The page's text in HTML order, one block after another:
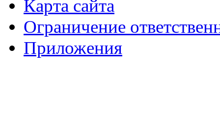
Карта сайта
Ограничение
Приложения